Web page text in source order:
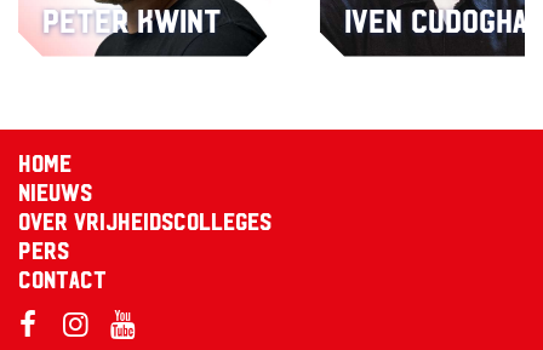
Peter Kwint Iven
Home
Nieuws
Over Vrijheidscolleges
Pers
Contact